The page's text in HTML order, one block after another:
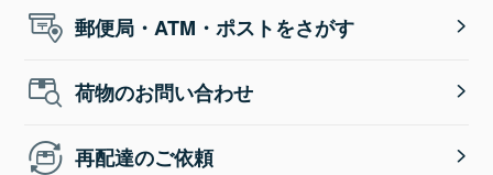
郵便局・ATM・ポストをさがす
荷物のお問い合わせ
再配達のご依頼